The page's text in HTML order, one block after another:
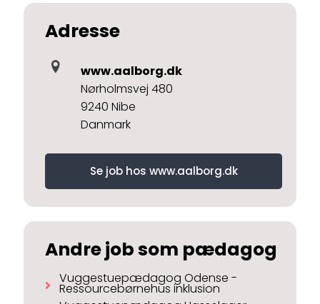
Adresse
www.aalborg.dk
Nørholmsvej 480
9240 Nibe
Danmark
Se job hos www.aalborg.dk
Andre job som pædagog
Vuggestuepædagog Odense -
Ressourcebørnehus inklusion